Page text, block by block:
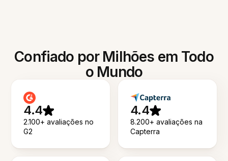
Confiado por Milhões em Todo
o Mundo
4.4
2.100+ avaliações no
G2
4.4
8.200+ avaliações na
Capterra